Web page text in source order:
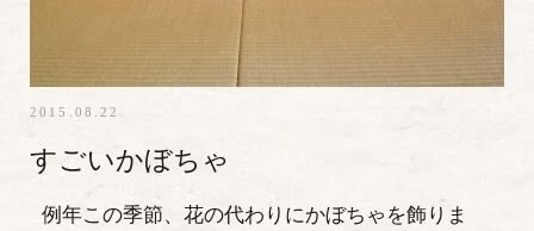
2015.08.22
すごいかぼちゃ
例年この季節、花の代わりにかぼちゃを飾りま